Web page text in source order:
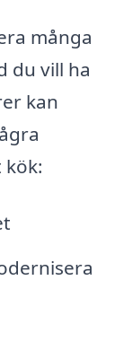
många
du vill ha
kan